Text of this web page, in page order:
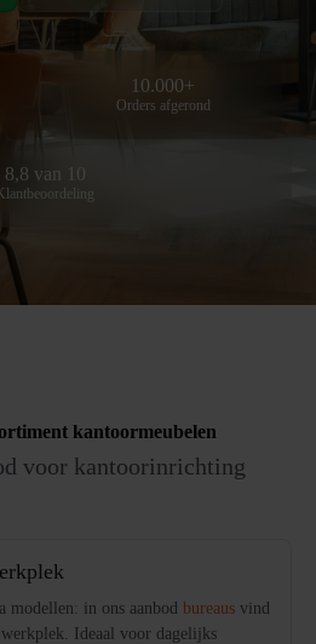
10.000+
Orders afgerond
8,8 van 10
Klantbeoordeling
kantoormeubelen
voor kantoorinrichting
modellen: in ons aanbod bureaus vind
Ideaal voor dagelijks